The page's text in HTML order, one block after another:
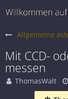
Allgemeine
Mit CCD-
messen
ThomasWalt